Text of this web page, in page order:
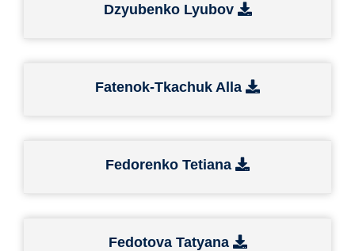
Dzyubenko Lyubov
Fatenok-Tkachuk Alla
Fedorenko Tetiana
Fedotova Tatyana